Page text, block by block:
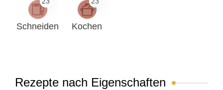
Schneiden Kochen
Rezepte nach Eigenschaften